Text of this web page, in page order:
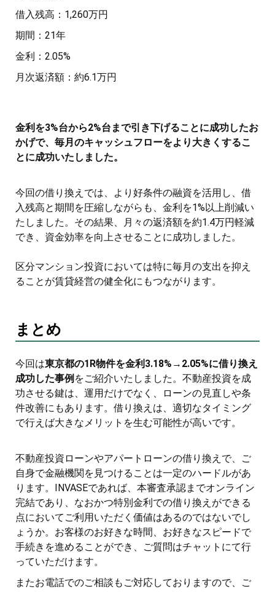
借入残高：1,260万円
期間：21年
金利：2.05%
月次返済額：約6.1万円
金利を3%台から2%台まで引き下げることに成功したお
かげで、毎月のキャッシュフローをより大きくするこ
とに成功いたしました。
今回の借り換えでは、より好条件の融資を活用し、借
入残高と期間を圧縮しながらも、金利を1%以上削減い
たしました。その結果、月々の返済額を約1.4万円軽減
でき、資金効率を向上させることに成功しました。
区分マンション投資においては特に毎月の支出を抑え
ることが賃貸経営の健全化にもつながります。
まとめ
今回は東京都の1R物件を金利3.18%→2.05%に借り換え
成功した事例 をご紹介いたしました。不動産投資を成
功させる鍵は、運用だけでなく、ローンの見直しや条
件改善にもあります。借り換えは、適切なタイミング
で行えば大きなメリットを生む可能性が高いです。
不動産投資ローンやアパートローンの借り換えで、ご
自身で金融機関を見つけることは一定のハードルがあ
ります。INVASEであれば、本審査承認までオンライン
完結であり、なおかつ特別金利での借り換えができる
点においてご利用いただく価値はあるのではないでし
ょうか。お客様のお好きな時間、お好きなスピードで
手続きを進めることができ、ご質問はチャットにて行
っていただけます。
またお電話でのご相談もご対応しておりますので、ご